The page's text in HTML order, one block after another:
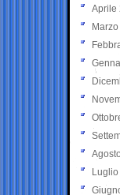
Aprile